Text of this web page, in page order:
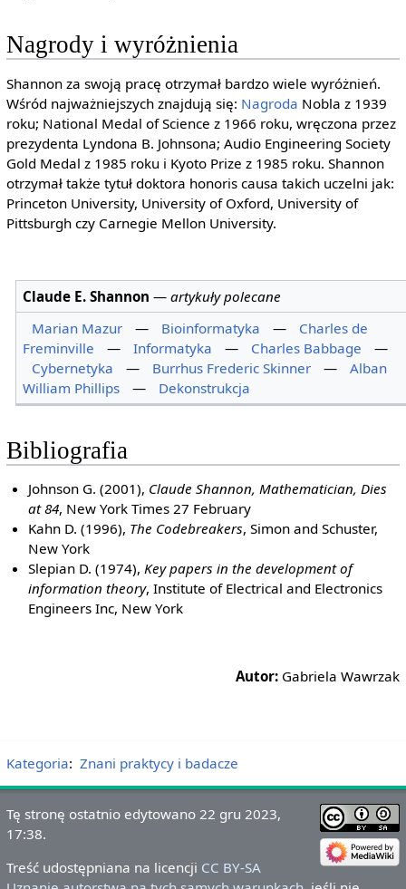
Nagrody i wyróżnienia
Shannon za swoją pracę otrzymał bardzo wiele wyróżnień.
Wśród najważniejszych znajdują się: Nagroda Nobla z 1939
roku; National Medal of Science z 1966 roku, wręczona przez
prezydenta Lyndona B. Johnsona; Audio Engineering Society
Gold Medal z 1985 roku i Kyoto Prize z 1985 roku. Shannon
otrzymał także tytuł doktora honoris causa takich uczelni jak:
Princeton University, University of Oxford, University of
Pittsburgh czy Carnegie Mellon University.
Claude E. Shannon —artykuły polecane
Marian Mazur
— Bioinformatyka —
Charles de
Freminville
— Informatyka — Charles Babbage
—
Cybernetyka
— Burrhus Frederic Skinner —
Alban
William Phillips
— Dekonstrukcja
Bibliografia
Johnson G. (2001), Claude Shannon, Mathematician, Dies
at 84, New York Times 27 February
Kahn D. (1996), The Codebreakers, Simon and Schuster,
New York
Slepian D. (1974),Key papers in the development of
information theory, Institute of Electrical and Electronics
Engineers Inc, New York
Autor: Gabriela Wawrzak
Kategoria: Znani praktycy i badacze
Tę stronę ostatnio edytowano 22 gru 2023,
17:38.
Treść udostępniana na licencji CC BY-SA